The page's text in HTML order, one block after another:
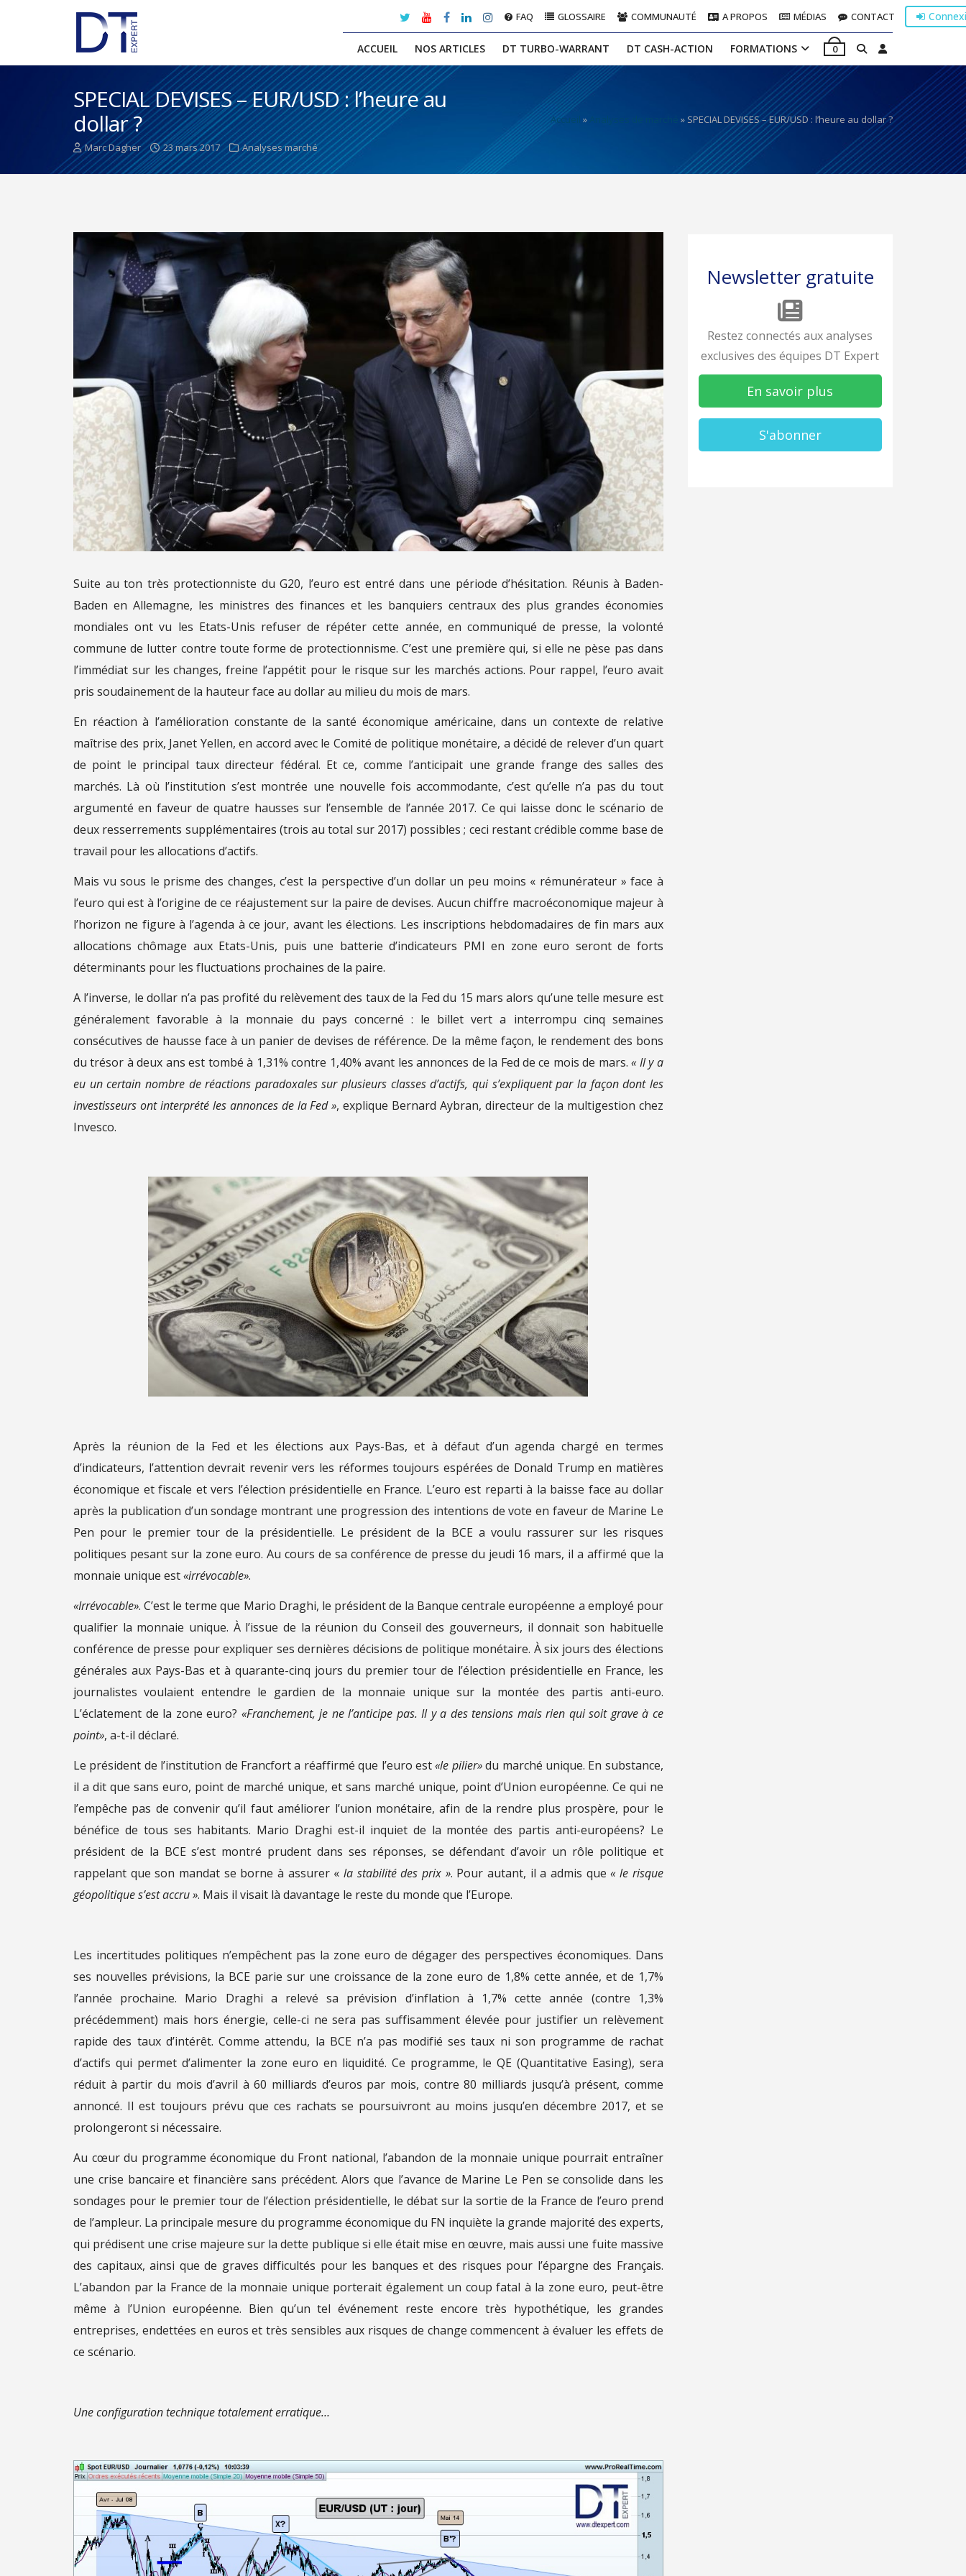
ACCUEIL NOS ARTICLES DT TURBO-WARRANT DT CASH-ACTION FORMATIONS 0
FAQ GLOSSAIRE COMMUNAUTÉ A PROPOS MÉDIAS CONTACT
Accueil » Analyses de marché » SPECIAL DEVISES – EUR/USD : l’heure au dollar ?
SPECIAL DEVISES – EUR/USD : l’heure au
dollar ?
Marc Dagher 23 mars 2017 Analyses marché
Suite au ton très protectionniste du G20, l’euro est entré dans une période d’hésitation. Réunis à Baden-
Baden en Allemagne, les ministres des finances et les banquiers centraux des plus grandes économies
mondiales ont vu les Etats-Unis refuser de répéter cette année, en communiqué de presse, la volonté
commune de lutter contre toute forme de protectionnisme. C’est une première qui, si elle ne pèse pas dans
l’immédiat sur les changes, freine l’appétit pour le risque sur les marchés actions. Pour rappel, l’euro avait
pris soudainement de la hauteur face au dollar au milieu du mois de mars.
En réaction à l’amélioration constante de la santé économique américaine, dans un contexte de relative
maîtrise des prix, Janet Yellen, en accord avec le Comité de politique monétaire, a décidé de relever d’un quart
de point le principal taux directeur fédéral. Et ce, comme l’anticipait une grande frange des salles des
marchés. Là où l’institution s’est montrée une nouvelle fois accommodante, c’est qu’elle n’a pas du tout
argumenté en faveur de quatre hausses sur l’ensemble de l’année 2017. Ce qui laisse donc le scénario de
deux resserrements supplémentaires (trois au total sur 2017) possibles ; ceci restant crédible comme base de
travail pour les allocations d’actifs.
Mais vu sous le prisme des changes, c’est la perspective d’un dollar un peu moins « rémunérateur » face à
l’euro qui est à l’origine de ce réajustement sur la paire de devises. Aucun chiffre macroéconomique majeur à
l’horizon ne figure à l’agenda à ce jour, avant les élections. Les inscriptions hebdomadaires de fin mars aux
allocations chômage aux Etats-Unis, puis une batterie d’indicateurs PMI en zone euro seront de forts
déterminants pour les fluctuations prochaines de la paire.
A l’inverse, le dollar n’a pas profité du relèvement des taux de la Fed du 15 mars alors qu’une telle mesure est
généralement favorable à la monnaie du pays concerné : le billet vert a interrompu cinq semaines
consécutives de hausse face à un panier de devises de référence. De la même façon, le rendement des bons
du trésor à deux ans est tombé à 1,31% contre 1,40% avant les annonces de la Fed de ce mois de mars.« Il y a
eu un certain nombre de réactions paradoxales sur plusieurs classes d’actifs, qui s’expliquent par la façon dont les
investisseurs ont interprété les annonces de la Fed », explique Bernard Aybran, directeur de la multigestion chez
Invesco.
Après la réunion de la Fed et les élections aux Pays-Bas, et à défaut d’un agenda chargé en termes
d’indicateurs, l’attention devrait revenir vers les réformes toujours espérées de Donald Trump en matières
économique et fiscale et vers l’élection présidentielle en France. L’euro est reparti à la baisse face au dollar
après la publication d’un sondage montrant une progression des intentions de vote en faveur de Marine Le
Pen pour le premier tour de la présidentielle. Le président de la BCE a voulu rassurer sur les risques
politiques pesant sur la zone euro. Au cours de sa conférence de presse du jeudi 16 mars, il a affirmé que la
monnaie unique est«irrévocable».
«Irrévocable». C’est le terme que Mario Draghi, le président de la Banque centrale européenne a employé pour
qualifier la monnaie unique. À l’issue de la réunion du Conseil des gouverneurs, il donnait son habituelle
conférence de presse pour expliquer ses dernières décisions de politique monétaire. À six jours des élections
générales aux Pays-Bas et à quarante-cinq jours du premier tour de l’élection présidentielle en France, les
journalistes voulaient entendre le gardien de la monnaie unique sur la montée des partis anti-euro.
L’éclatement de la zone euro? «Franchement, je ne l’anticipe pas. Il y a des tensions mais rien qui soit grave à ce
point», a-t-il déclaré.
Le président de l’institution de Francfort a réaffirmé que l’euro est«le pilier»du marché unique. En substance,
il a dit que sans euro, point de marché unique, et sans marché unique, point d’Union européenne. Ce qui ne
l’empêche pas de convenir qu’il faut améliorer l’union monétaire, afin de la rendre plus prospère, pour le
bénéfice de tous ses habitants. Mario Draghi est-il inquiet de la montée des partis anti-européens? Le
président de la BCE s’est montré prudent dans ses réponses, se défendant d’avoir un rôle politique et
rappelant que son mandat se borne à assurer «la stabilité des prix ». Pour autant, il a admis que« le risque
géopolitique s’est accru ». Mais il visait là davantage le reste du monde que l’Europe.
Les incertitudes politiques n’empêchent pas la zone euro de dégager des perspectives économiques. Dans
ses nouvelles prévisions, la BCE parie sur une croissance de la zone euro de 1,8% cette année, et de 1,7%
l’année prochaine. Mario Draghi a relevé sa prévision d’inflation à 1,7% cette année (contre 1,3%
précédemment) mais hors énergie, celle-ci ne sera pas suffisamment élevée pour justifier un relèvement
rapide des taux d’intérêt. Comme attendu, la BCE n’a pas modifié ses taux ni son programme de rachat
d’actifs qui permet d’alimenter la zone euro en liquidité. Ce programme, le QE (Quantitative Easing), sera
réduit à partir du mois d’avril à 60 milliards d’euros par mois, contre 80 milliards jusqu’à présent, comme
annoncé. Il est toujours prévu que ces rachats se poursuivront au moins jusqu’en décembre 2017, et se
prolongeront si nécessaire.
Au cœur du programme économique du Front national, l’abandon de la monnaie unique pourrait entraîner
une crise bancaire et financière sans précédent. Alors que l’avance de Marine Le Pen se consolide dans les
sondages pour le premier tour de l’élection présidentielle, le débat sur la sortie de la France de l’euro prend
de l’ampleur. La principale mesure du programme économique du FN inquiète la grande majorité des experts,
qui prédisent une crise majeure sur la dette publique si elle était mise en œuvre, mais aussi une fuite massive
des capitaux, ainsi que de graves difficultés pour les banques et des risques pour l’épargne des Français.
L’abandon par la France de la monnaie unique porterait également un coup fatal à la zone euro, peut-être
même à l’Union européenne. Bien qu’un tel événement reste encore très hypothétique, les grandes
entreprises, endettées en euros et très sensibles aux risques de change commencent à évaluer les effets de
ce scénario.
Une configuration technique totalement erratique…
Newsletter gratuite
Restez connectés aux analyses
exclusives des équipes DT Expert
En savoir plus
S'abonner